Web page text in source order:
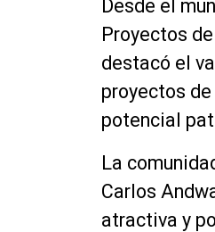
Desde el
Proyectos
destacó el
proyectos
potencial
La
Carlos
atractiva y